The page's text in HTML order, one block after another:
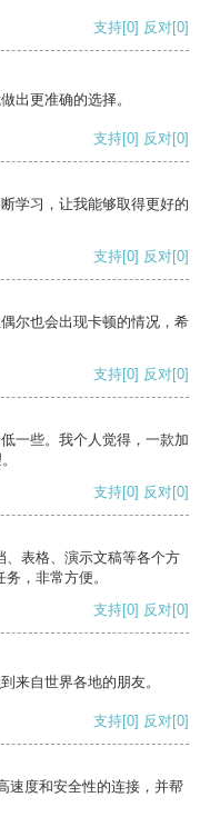
支持[0] 反对[0]
出更准确的选择。
支持[0] 反对[0]
学习，让我能够取得更好的
支持[0] 反对[0]
尔也会出现卡顿的情况，希
支持[0] 反对[0]
一些。我个人觉得，一款加
支持[0] 反对[0]
、表格、演示文稿等各个方
，非常方便。
支持[0] 反对[0]
来自世界各地的朋友。
支持[0] 反对[0]
速度和安全性的连接，并帮